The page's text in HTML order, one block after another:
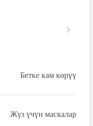
Бетке кам көрүү
Жүз үчүн маскалар